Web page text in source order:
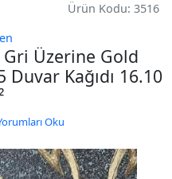
Ürün Kodu: 3516
Üzerine Gold
Kağıdı 16.10
Oku